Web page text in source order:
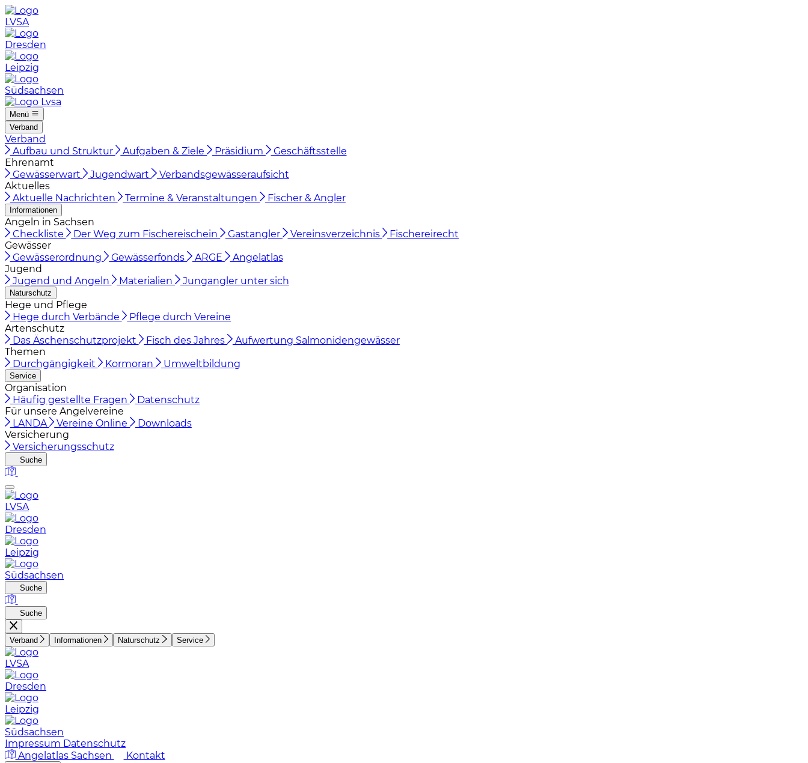
LVSA
Dresden
Leipzig
Südsachsen
Menü
Verband
Verband
Aufbau und Struktur
Aufgaben & Ziele Präsidium
Geschäftsstelle
Ehrenamt
Gewässerwart
Jugendwart Verbandsgewässeraufsicht
Aktuelles
Aktuelle Nachrichten
Termine & Veranstaltungen Fischer & Angler
Informationen
Angeln in Sachsen
Checkliste
Der Weg zum Fischereischein Gastangler Vereinsverzeichnis
Fischereirecht
Gewässer
Gewässerordnung
Gewässerfonds ARGE
Angelatlas
Jugend
Jugend und Angeln
Materialien Jungangler unter sich
Naturschutz
Hege und Pflege
Hege durch Verbände
Pflege durch Vereine
Artenschutz
Das Äschenschutzprojekt
Fisch des Jahres Aufwertung Salmonidengewässer
Themen
Durchgängigkeit
Kormoran Umweltbildung
Service
Organisation
Häufig gestellte Fragen
Datenschutz
Für unsere Angelvereine
LANDA
Vereine Online Downloads
Versicherung
Versicherungsschutz
Suche
LVSA
Dresden
Leipzig
Südsachsen
Suche
Suche
Verband Informationen Naturschutz Service
LVSA
Dresden
Leipzig
Südsachsen
Impressum Datenschutz
Angelatlas Sachsen
Kontakt